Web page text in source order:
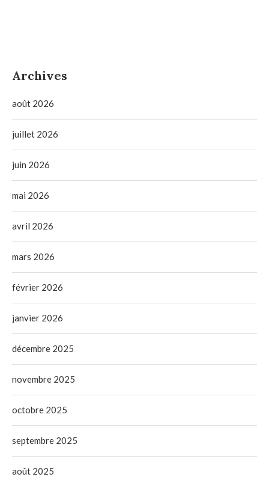
Archives
août 2026
juillet 2026
juin 2026
mai 2026
avril 2026
mars 2026
février 2026
janvier 2026
décembre 2025
novembre 2025
octobre 2025
septembre 2025
août 2025